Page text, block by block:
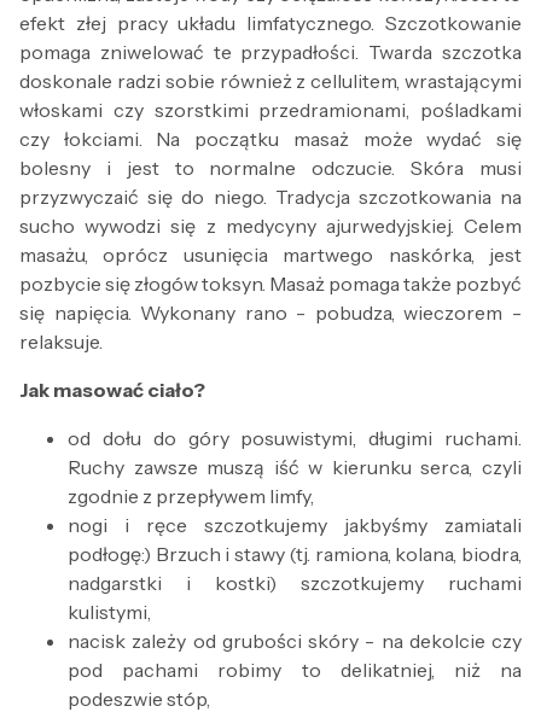
efekt złej pracy układu limfatycznego. Szczotkowanie
pomaga zniwelować te przypadłości. Twarda szczotka
doskonale radzi sobie również z cellulitem, wrastającymi
włoskami czy szorstkimi przedramionami, pośladkami
czy łokciami. Na początku masaż może wydać się
bolesny i jest to normalne odczucie. Skóra musi
przyzwyczaić się do niego. Tradycja szczotkowania na
sucho wywodzi się z medycyny ajurwedyjskiej. Celem
masażu, oprócz usunięcia martwego naskórka, jest
pozbycie się złogów toksyn. Masaż pomaga także pozbyć
się napięcia. Wykonany rano - pobudza, wieczorem -
relaksuje.
Jak masować ciało?
od dołu do góry posuwistymi, długimi ruchami.
Ruchy zawsze muszą iść w kierunku serca, czyli
zgodnie z przepływem limfy,
nogi i ręce szczotkujemy jakbyśmy zamiatali
podłogę:) Brzuch i stawy (tj. ramiona, kolana, biodra,
nadgarstki i kostki) szczotkujemy ruchami
kulistymi,
nacisk zależy od grubości skóry - na dekolcie czy
pod pachami robimy to delikatniej, niż na
podeszwie stóp,